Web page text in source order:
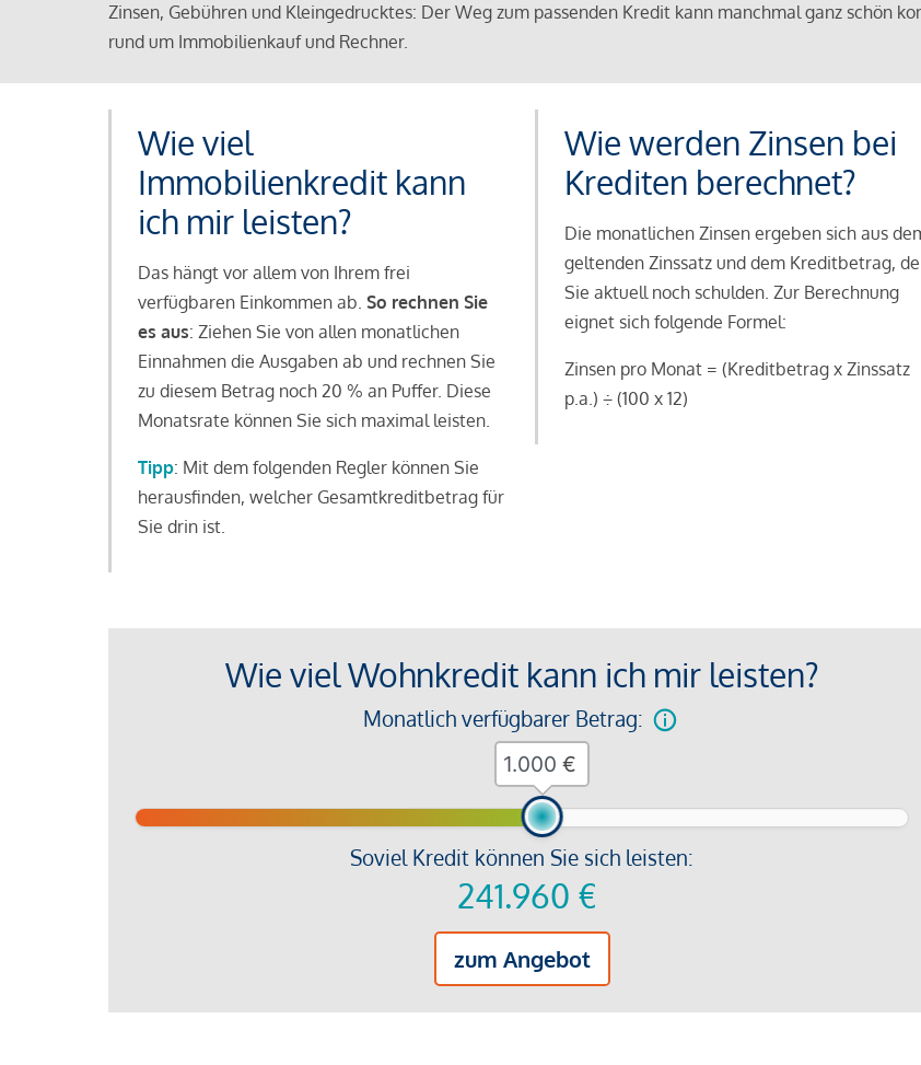
Zinsen, Gebühren und Kleingedrucktes: Der Weg zum passenden Kredit kann manchmal ganz schön
rund um Immobilienkauf und Rechner.
Wie viel
Immobilienkredit kann
ich mir leisten?
Das hängt vor allem von Ihrem frei
verfügbaren Einkommen ab. So rechnen Sie
es aus: Ziehen Sie von allen monatlichen
Einnahmen die Ausgaben ab und rechnen Sie
zu diesem Betrag noch 20 % an Puffer. Diese
Monatsrate können Sie sich maximal leisten.
Tipp: Mit dem folgenden Regler können Sie
herausfinden, welcher Gesamtkreditbetrag für
Sie drin ist.
Wie werden Zinsen bei
Krediten berechnet?
Die monatlichen Zinsen ergeben sich aus
geltenden Zinssatz und dem Kreditbetrag,
Sie aktuell noch schulden. Zur Berechnung
eignet sich folgende Formel:
Zinsen pro Monat = (Kreditbetrag x Zinssatz
p.a.) ÷ (100 x 12)
Wie viel Wohnkredit kann ich mir leisten?
Monatlich verfügbarer Betrag:
Soviel Kredit können Sie sich leisten:
241.960 €
zum Angebot
€